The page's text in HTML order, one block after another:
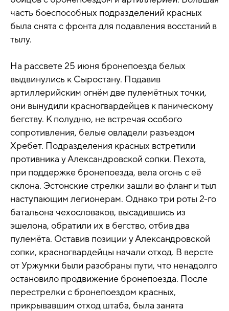
часть боеспособных подразделений красных
была снята с фронта для подавления восстаний в
тылу.
На рассвете 25 июня бронепоезда белых
выдвинулись к Сыростану. Подавив
артиллерийским огнём две пулемётных точки,
они вынудили красногвардейцев к паническому
бегству. К полудню, не встречая особого
сопротивления, белые овладели разъездом
Хребет. Подразделения красных встретили
противника у Александровской сопки. Пехота,
при поддержке бронепоезда, вела огонь с её
склона. Эстонские стрелки зашли во фланг и тыл
наступающим легионерам. Однако три роты 2-го
батальона чехословаков, высадившись из
эшелона, обратили их в бегство, отбив два
пулемёта. Оставив позиции у Александровской
сопки, красногвардейцы начали отход. В версте
от Уржумки были разобраны пути, что ненадолго
остановило продвижение бронепоезда. После
перестрелки с бронепоездом красных,
прикрывавшим отход штаба, была занята